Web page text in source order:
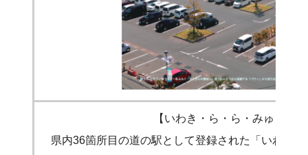
【いわき・ら・ら・みゅう】
県内36箇所目の道の駅として登録された「いわき・